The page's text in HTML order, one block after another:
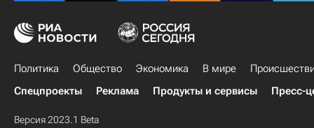
Политика Общество Экономика В мире
Спецпроекты
Реклама Продукты и сервисы Пресс-
Версия 2023.1 Beta